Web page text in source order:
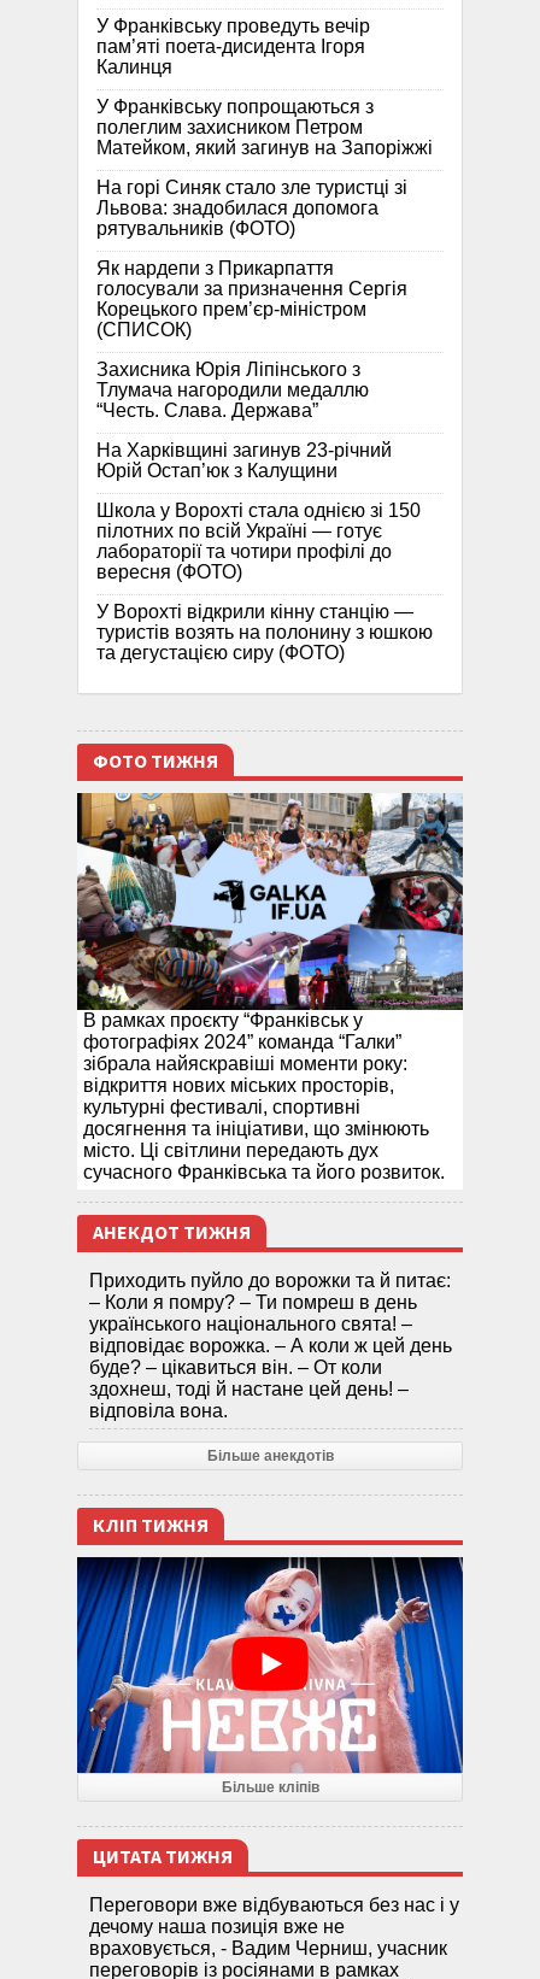
У Франківську проведуть вечір
пам’яті поета-дисидента Ігоря
Калинця
У Франківську попрощаються з
полеглим захисником Петром
Матейком, який загинув на Запоріжжі
На горі Синяк стало зле туристці зі
Львова: знадобилася допомога
рятувальників (ФОТО)
Як нардепи з Прикарпаття
голосували за призначення Сергія
Корецького прем’єр-міністром
(СПИСОК)
Захисника Юрія Ліпінського з
Тлумача нагородили медаллю
“Честь. Слава. Держава”
На Харківщині загинув 23-річний
Юрій Остап’юк з Калущини
Школа у Ворохті стала однією зі 150
пілотних по всій Україні — готує
лабораторії та чотири профілі до
вересня (ФОТО)
У Ворохті відкрили кінну станцію —
туристів возять на полонину з юшкою
та дегустацією сиру (ФОТО)
ФОТО ТИЖНЯ
В рамках проєкту “Франківськ у
фотографіях 2024” команда “Галки”
зібрала найяскравіші моменти року:
відкриття нових міських просторів,
культурні фестивалі, спортивні
досягнення та ініціативи, що змінюють
місто. Ці світлини передають дух
сучасного Франківська та його розвиток.
АНЕКДОТ ТИЖНЯ
Приходить пуйло до ворожки та й питає:
– Коли я помру? – Ти помреш в день
українського національного свята! –
відповідає ворожка. – А коли ж цей день
буде? – цікавиться він. – От коли
здохнеш, тоді й настане цей день! –
відповіла вона.
Більше анекдотів
КЛІП ТИЖНЯ
Більше кліпів
ЦИТАТА ТИЖНЯ
Переговори вже відбуваються без нас і у
дечому наша позиція вже не
враховується, - Вадим Черниш, учасник
переговорів із росіянами в рамках